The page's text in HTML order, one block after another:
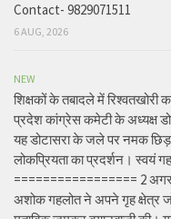
Contact- 9829071511
6 AUG, 2026
NEW
शिक्षकों के तबादले में रिश्वतखोरी
प्रदेश कांग्रेस कमेटी के अध्यक्ष
यह डोटासरा के जले पर नमक
लोकप्रियता का प्रदर्शन। स्वयं
================= 2
अशोक गहलोत ने अपने गृह क्षेत्र